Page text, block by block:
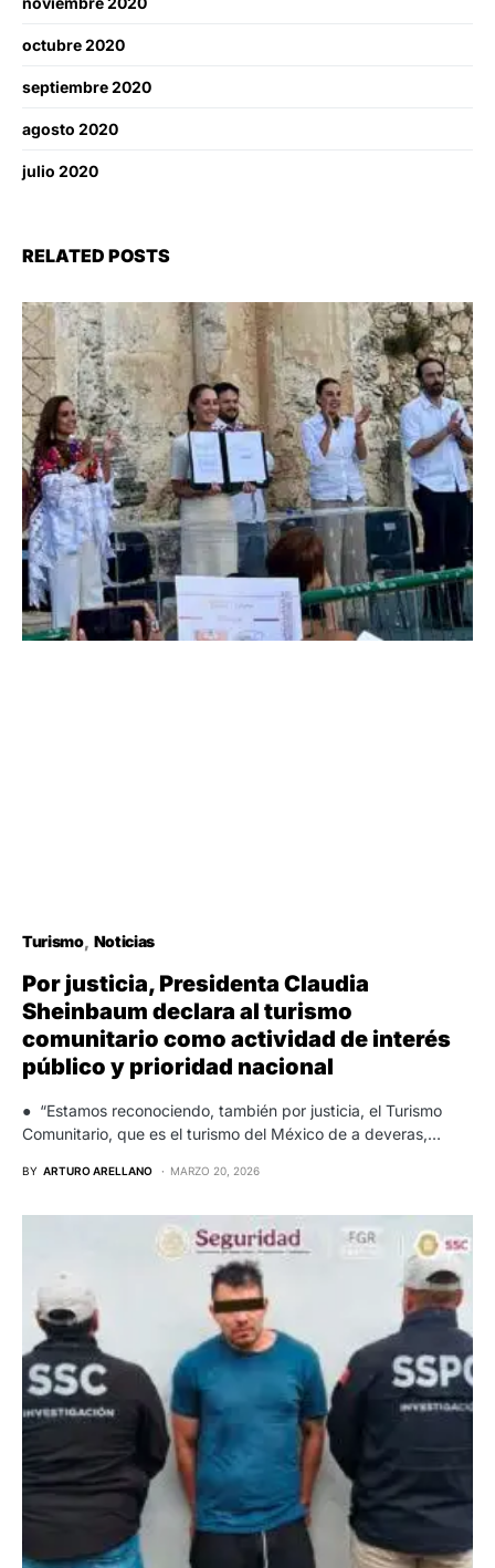
octubre 2020
septiembre 2020
agosto 2020
julio 2020
RELATED POSTS
Turismo Noticias
Por justicia, Presidenta Claudia
Sheinbaum declara al turismo
comunitario como actividad de interés
público y prioridad nacional
● “Estamos reconociendo, también por justicia, el Turismo
Comunitario, que es el turismo del México de a deveras,…
BY ARTURO ARELLANO MARZO 20, 2026